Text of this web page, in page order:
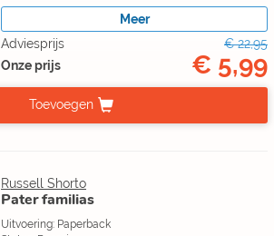
Meer
Adviesprijs
€ 22,95
Onze prijs
€ 5,99
Toevoegen
Russell Shorto
Pater familias
Uitvoering: Paperback